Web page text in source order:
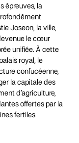
épreuves, la
Joseon, la ville,
le cœur
unifiée. À cette
royal, le
confucéenne,
la capitale des
d’agriculture,
offertes par la
fertiles